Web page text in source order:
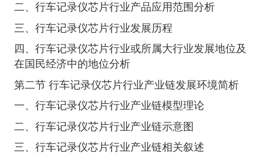
二、行车记录仪芯片行业产品应用范围分析
三、行车记录仪芯片行业发展历程
四、行车记录仪芯片行业或所属大行业发展地位及
在国民经济中的地位分析
第二节 行车记录仪芯片行业产业链发展环境简析
一、行车记录仪芯片行业产业链模型理论
二、行车记录仪芯片行业产业链示意图
三、行车记录仪芯片行业产业链相关叙述